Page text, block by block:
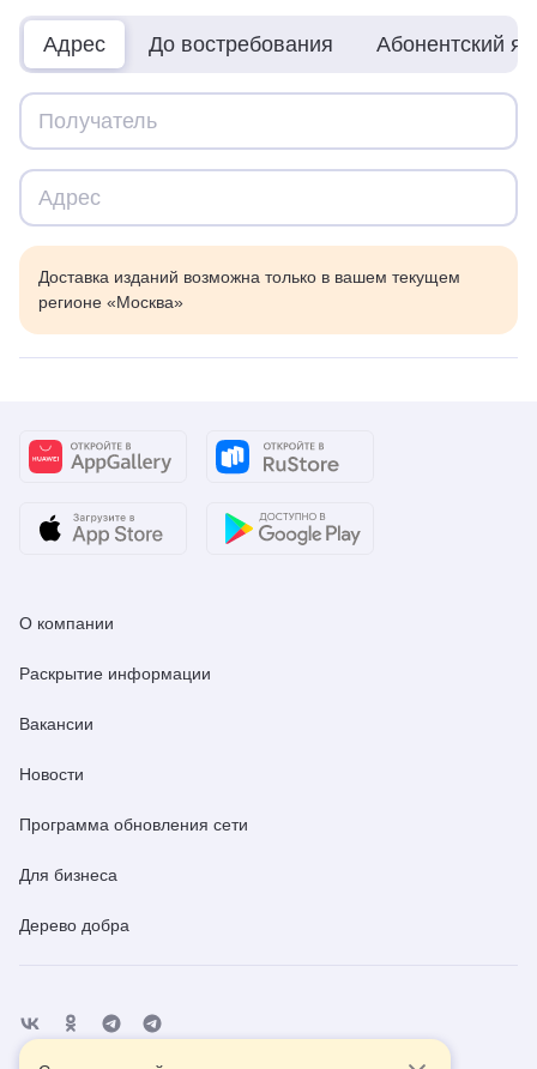
Адрес До востребования Абонентский
Доставка изданий возможна только в вашем текущем
регионе «Москва»
О компании
Раскрытие информации
Вакансии
Новости
Программа обновления сети
Для бизнеса
Дерево добра